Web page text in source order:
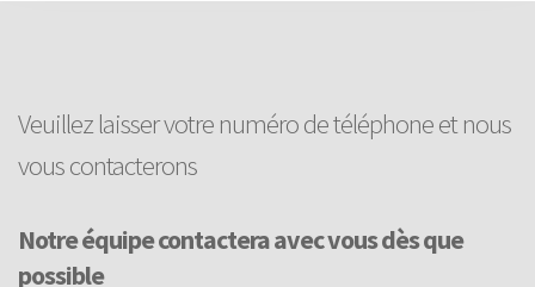
Veuillez laisser votre numéro de téléphone et nous
vous contacterons
Notre équipe contactera avec vous dès que
possible